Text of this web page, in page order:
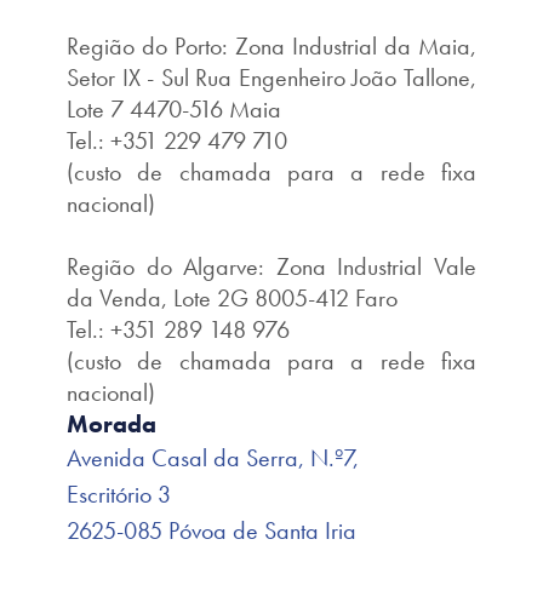
Região do Porto: Zona Industrial da Maia,
Setor IX - Sul Rua Engenheiro João Tallone,
Lote 7 4470-516 Maia
Tel.: +351 229 479 710
(custo de chamada para a rede fixa
nacional)
Região do Algarve: Zona Industrial Vale
da Venda, Lote 2G 8005-412 Faro
Tel.: +351 289 148 976
(custo de chamada para a rede fixa
nacional)
Morada
Avenida Casal da Serra, N.º7,
Escritório 3
2625-085 Póvoa de Santa Iria